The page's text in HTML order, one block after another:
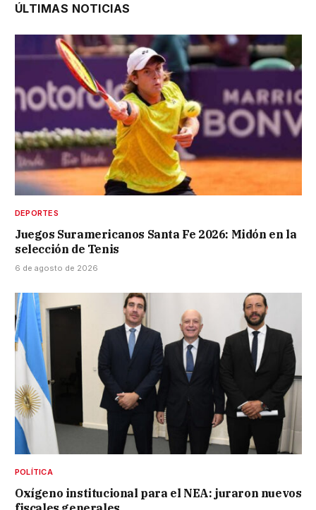
ÚLTIMAS NOTICIAS
DEPORTES
Juegos Suramericanos Santa Fe 2026: Midón en la
selección de Tenis
6 de agosto de 2026
POLÍTICA
Oxígeno institucional para el NEA: juraron nuevos